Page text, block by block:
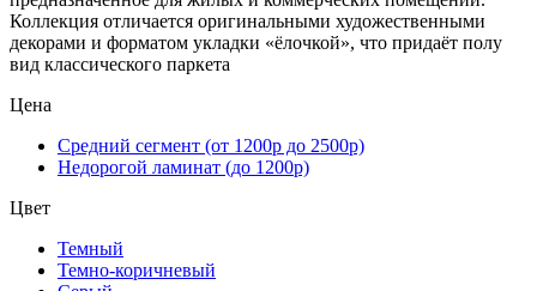
Коллекция отличается оригинальными художественными
декорами и форматом укладки «ёлочкой», что придаёт полу
вид классического паркета
Цена
Средний сегмент (от 1200р до 2500р)
Недорогой ламинат (до 1200р)
Цвет
Темный
Темно-коричневый